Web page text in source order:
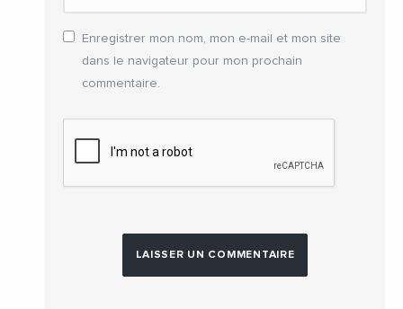
Enregistrer mon nom, mon e-mail et mon site
dans le navigateur pour mon prochain
commentaire.